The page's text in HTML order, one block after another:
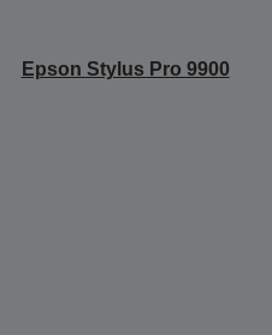
Epson Stylus Pro 9900